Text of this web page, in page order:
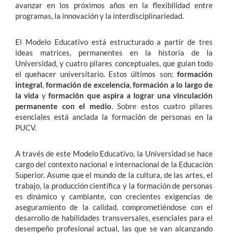
Estudiantes
Funcionarios
Alumni
English
avanzar en los próximos años en la flexibilidad entre
programas, la innovación y la interdisciplinariedad.
El Modelo Educativo está estructurado a partir de tres
ideas matrices, permanentes en la historia de la
Universidad, y cuatro pilares conceptuales, que guían todo
el quehacer universitario. Estos últimos son: formación
integral, formación de excelencia,formación a lo largo de
la vida y formación que aspira a lograr una vinculación
permanente con el medio. Sobre estos cuatro pilares
esenciales está anclada la formación de personas en la
PUCV.
A través de este Modelo Educativo, la Universidad se hace
cargo del contexto nacional e internacional de la Educación
Superior. Asume que el mundo de la cultura, de las artes, el
trabajo, la producción científica y la formación de personas
es dinámico y cambiante, con crecientes exigencias de
aseguramiento de la calidad, comprometiéndose con el
desarrollo de habilidades transversales, esenciales para el
desempeño profesional actual, las que se van alcanzando